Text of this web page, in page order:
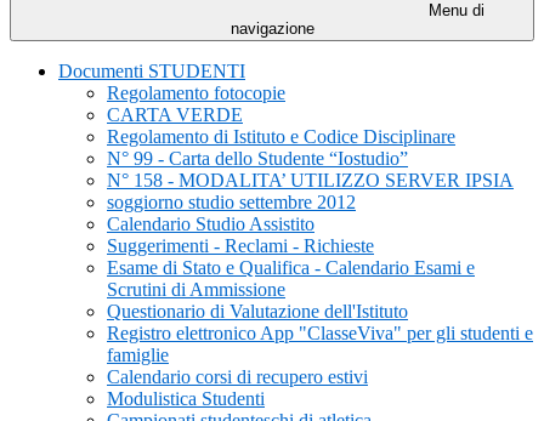
Menu di
navigazione
Documenti STUDENTI
Regolamento fotocopie
CARTA VERDE
Regolamento di Istituto e Codice Disciplinare
N° 99 - Carta dello Studente “Iostudio”
N° 158 - MODALITA’ UTILIZZO SERVER IPSIA
soggiorno studio settembre 2012
Calendario Studio Assistito
Suggerimenti - Reclami - Richieste
Esame di Stato e Qualifica - Calendario Esami e
Scrutini di Ammissione
Questionario di Valutazione dell'Istituto
Registro elettronico App "ClasseViva" per gli studenti e
famiglie
Calendario corsi di recupero estivi
Modulistica Studenti